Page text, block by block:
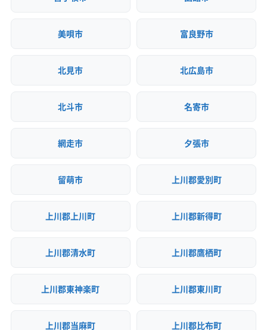
美唄市 富良野市
北見市 北広島市
北斗市 名寄市
網走市 夕張市
留萌市 上川郡愛別町
上川郡上川町 上川郡新得町
上川郡清水町 上川郡鷹栖町
上川郡東神楽町 上川郡東川町
上川郡当麻町 上川郡比布町